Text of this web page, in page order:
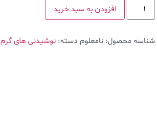
افزودن به سبد خرید
شناسه محصول: نامعلوم دسته: نوشیدنی های گرم